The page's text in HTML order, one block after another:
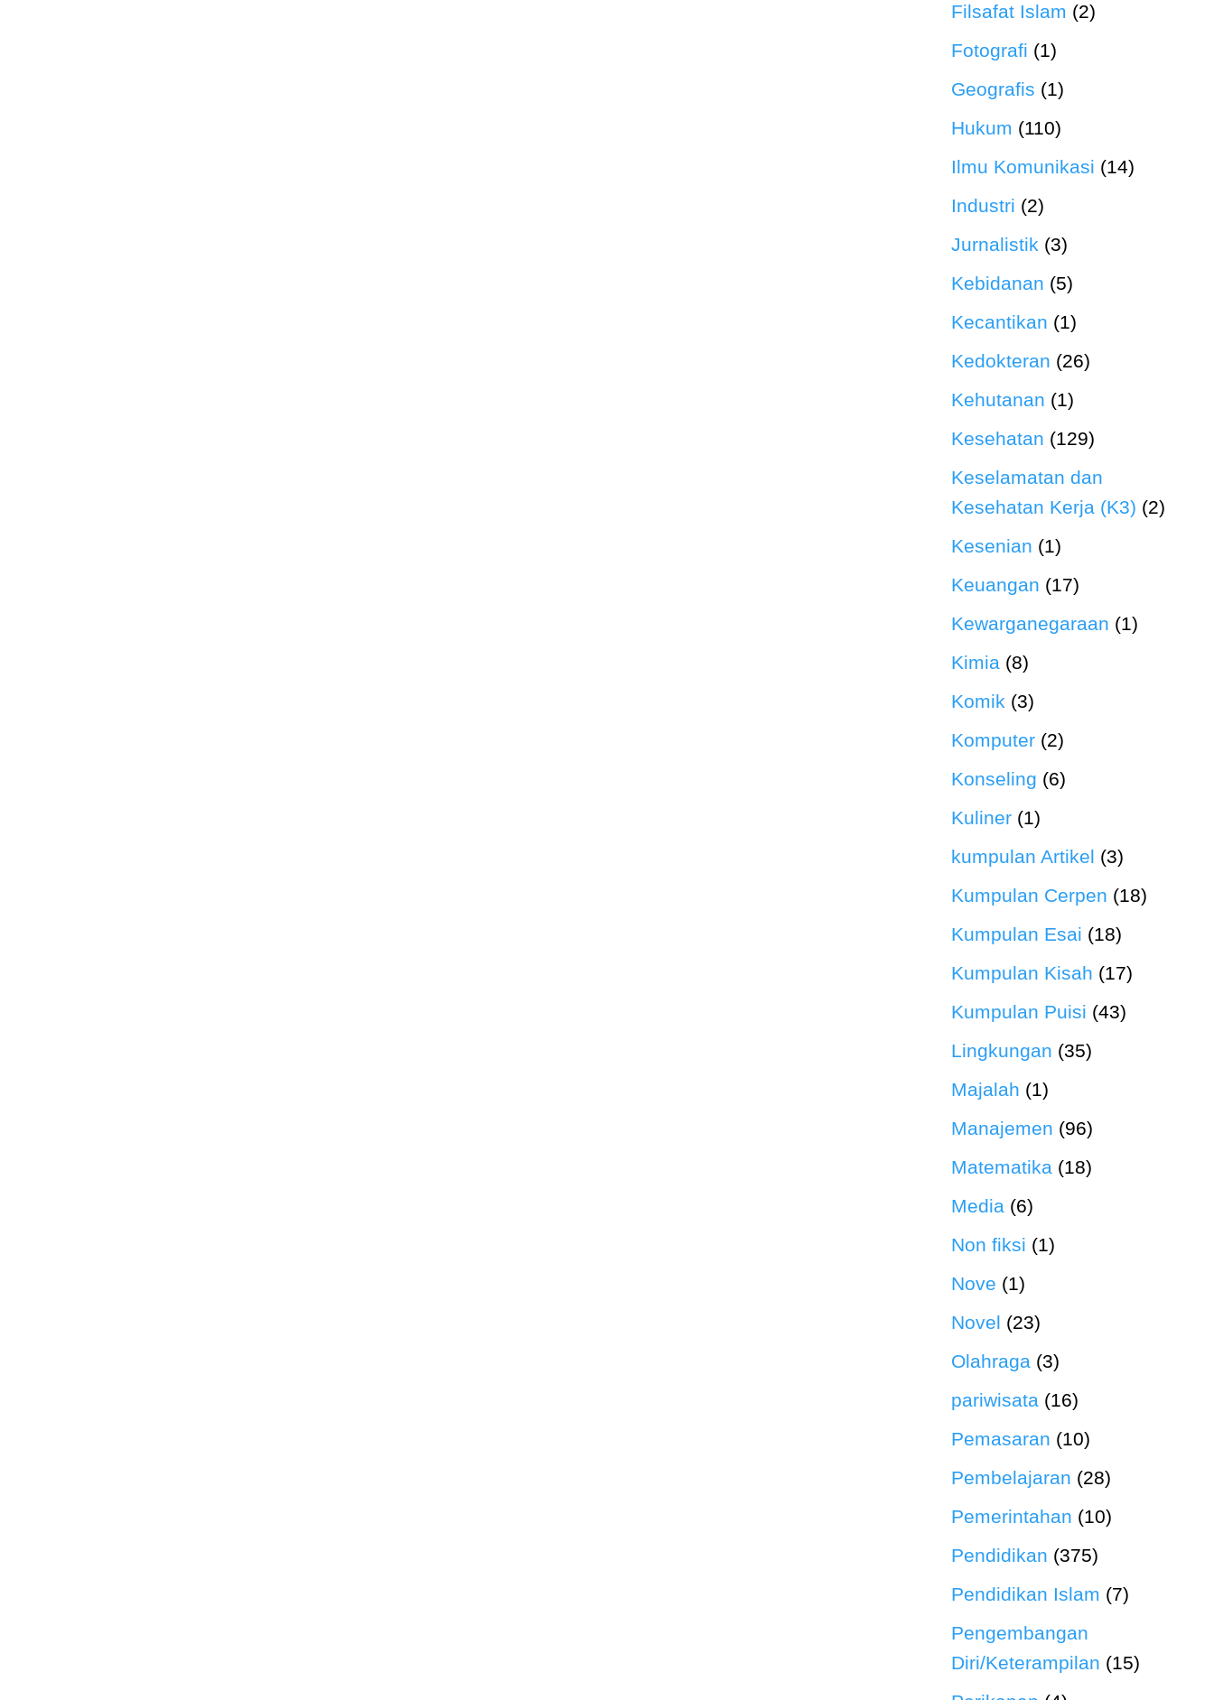
Filsafat Islam (2)
Fotografi (1)
Geografis (1)
Hukum (110)
Ilmu Komunikasi (14)
Industri (2)
Jurnalistik (3)
Kebidanan (5)
Kecantikan (1)
Kedokteran (26)
Kehutanan (1)
Kesehatan (129)
Keselamatan dan
Kesehatan Kerja (K3) (2)
Kesenian (1)
Keuangan (17)
Kewarganegaraan (1)
Kimia (8)
Komik (3)
Komputer (2)
Konseling (6)
Kuliner (1)
kumpulan Artikel (3)
Kumpulan Cerpen (18)
Kumpulan Esai (18)
Kumpulan Kisah (17)
Kumpulan Puisi (43)
Lingkungan (35)
Majalah (1)
Manajemen (96)
Matematika (18)
Media (6)
Non fiksi (1)
Nove (1)
Novel (23)
Olahraga (3)
pariwisata (16)
Pemasaran (10)
Pembelajaran (28)
Pemerintahan (10)
Pendidikan (375)
Pendidikan Islam (7)
Pengembangan
Diri/Keterampilan (15)